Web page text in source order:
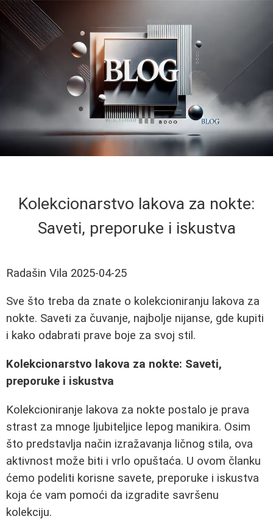
Kolekcionarstvo lakova za nokte:
Saveti, preporuke i iskustva
Radašin Vila 2025-04-25
Sve što treba da znate o kolekcioniranju lakova za
nokte. Saveti za čuvanje, najbolje nijanse, gde kupiti
i kako odabrati prave boje za svoj stil.
Kolekcionarstvo lakova za nokte: Saveti,
preporuke i iskustva
Kolekcioniranje lakova za nokte postalo je prava
strast za mnoge ljubiteljice lepog manikira. Osim
što predstavlja način izražavanja ličnog stila, ova
aktivnost može biti i vrlo opuštaća. U ovom članku
ćemo podeliti korisne savete, preporuke i iskustva
koja će vam pomoći da izgradite savršenu
kolekciju.